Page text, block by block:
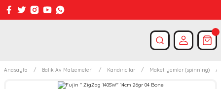
Anasayfa Balık Av Malzemeleri Kandırıcılar Maket yemler (spinning)